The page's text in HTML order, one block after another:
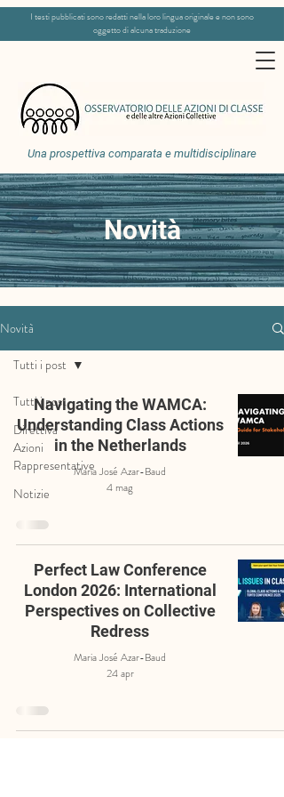
Una prospettiva comparata e multidisciplinare
I testi pubblicati sono redatti nella loro lingua originale e non sono
oggetto di alcuna traduzione
Novità
Novità
Tutti i post
Direttiva
Azioni
Rappresentative
Notizie
Tutti i post
Navigating the WAMCA:
Understanding Class Actions
in the Netherlands
Maria José Azar-Baud
4 mag
Perfect Law Conference
London 2026: International
Perspectives on Collective
Redress
Maria José Azar-Baud
24 apr